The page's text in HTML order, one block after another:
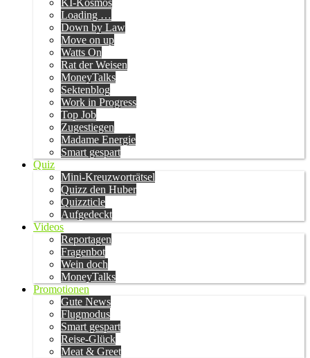
KI-Kosmos
Loading …
Down by Law
Move on up
Watts On
Rat der Weisen
MoneyTalks
Sektenblog
Work in Progress
Top Job
Zugestiegen
Madame Energie
Smart gespart
Quiz
Mini-Kreuzworträtsel
Quizz den Huber
Quizzticle
Aufgedeckt
Videos
Reportagen
Fragenbot
Wein doch
MoneyTalks
Promotionen
Gute News
Flugmodus
Smart gespart
Reise-Glück
Meat & Greet